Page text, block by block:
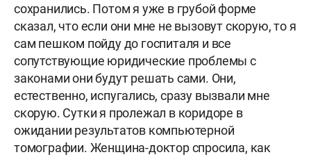
сохранились. Потом я уже в грубой форме
сказал, что если они мне не вызовут скорую, то я
сам пешком пойду до госпиталя и все
сопутствующие юридические проблемы с
законами они будут решать сами. Они,
естественно, испугались, сразу вызвали мне
скорую. Сутки я пролежал в коридоре в
ожидании результатов компьютерной
томографии. Женщина-доктор спросила, как